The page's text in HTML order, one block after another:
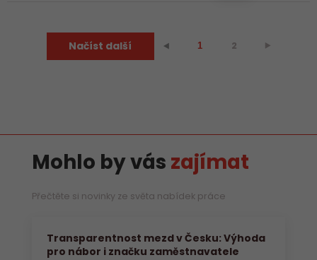
Načíst další ⯇ 1 2 ⯈
Mohlo by vás zajímat
Přečtěte si novinky ze světa nabídek práce
Transparentnost mezd v Česku: Výhoda
pro nábor i značku zaměstnavatele